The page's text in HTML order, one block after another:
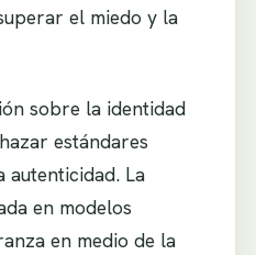
el miedo y la
sobre la identidad
estándares
autenticidad. La
en modelos
en medio de la